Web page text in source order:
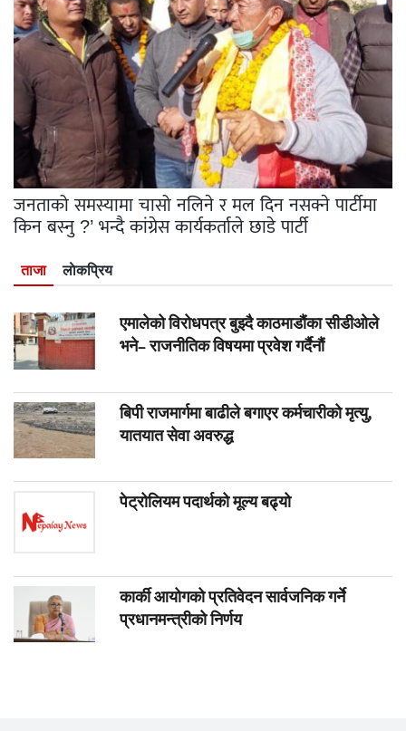
जनताको समस्यामा चासो नलिने र मल दिन नसक्ने पार्टीमा
किन बस्नु ?’ भन्दै कांग्रेस कार्यकर्ताले छाडे पार्टी
ताजा लाेकप्रिय
एमालेको विरोधपत्र बुझ्दै काठमाडौंका सीडीओले
भने– राजनीतिक विषयमा प्रवेश गर्दैनौं
बिपी राजमार्गमा बाढीले बगाएर कर्मचारीको मृत्यु,
यातयात सेवा अवरुद्ध
पेट्रोलियम पदार्थको मूल्य बढ्यो
कार्की आयोगको प्रतिवेदन सार्वजनिक गर्ने
प्रधानमन्त्रीको निर्णय